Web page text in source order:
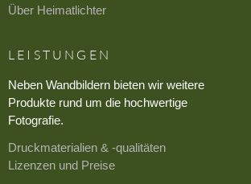
Über Heimatlichter
LEISTUNGEN
Neben Wandbildern bieten wir weitere
Produkte rund um die hochwertige
Fotografie.
Druckmaterialien & -qualitäten
Lizenzen und Preise